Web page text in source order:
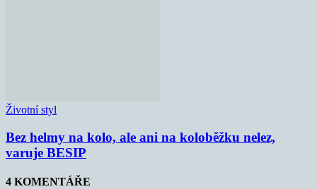
Životní styl
Bez helmy na kolo, ale ani na koloběžku nelez,
varuje BESIP
4 KOMENTÁŘE